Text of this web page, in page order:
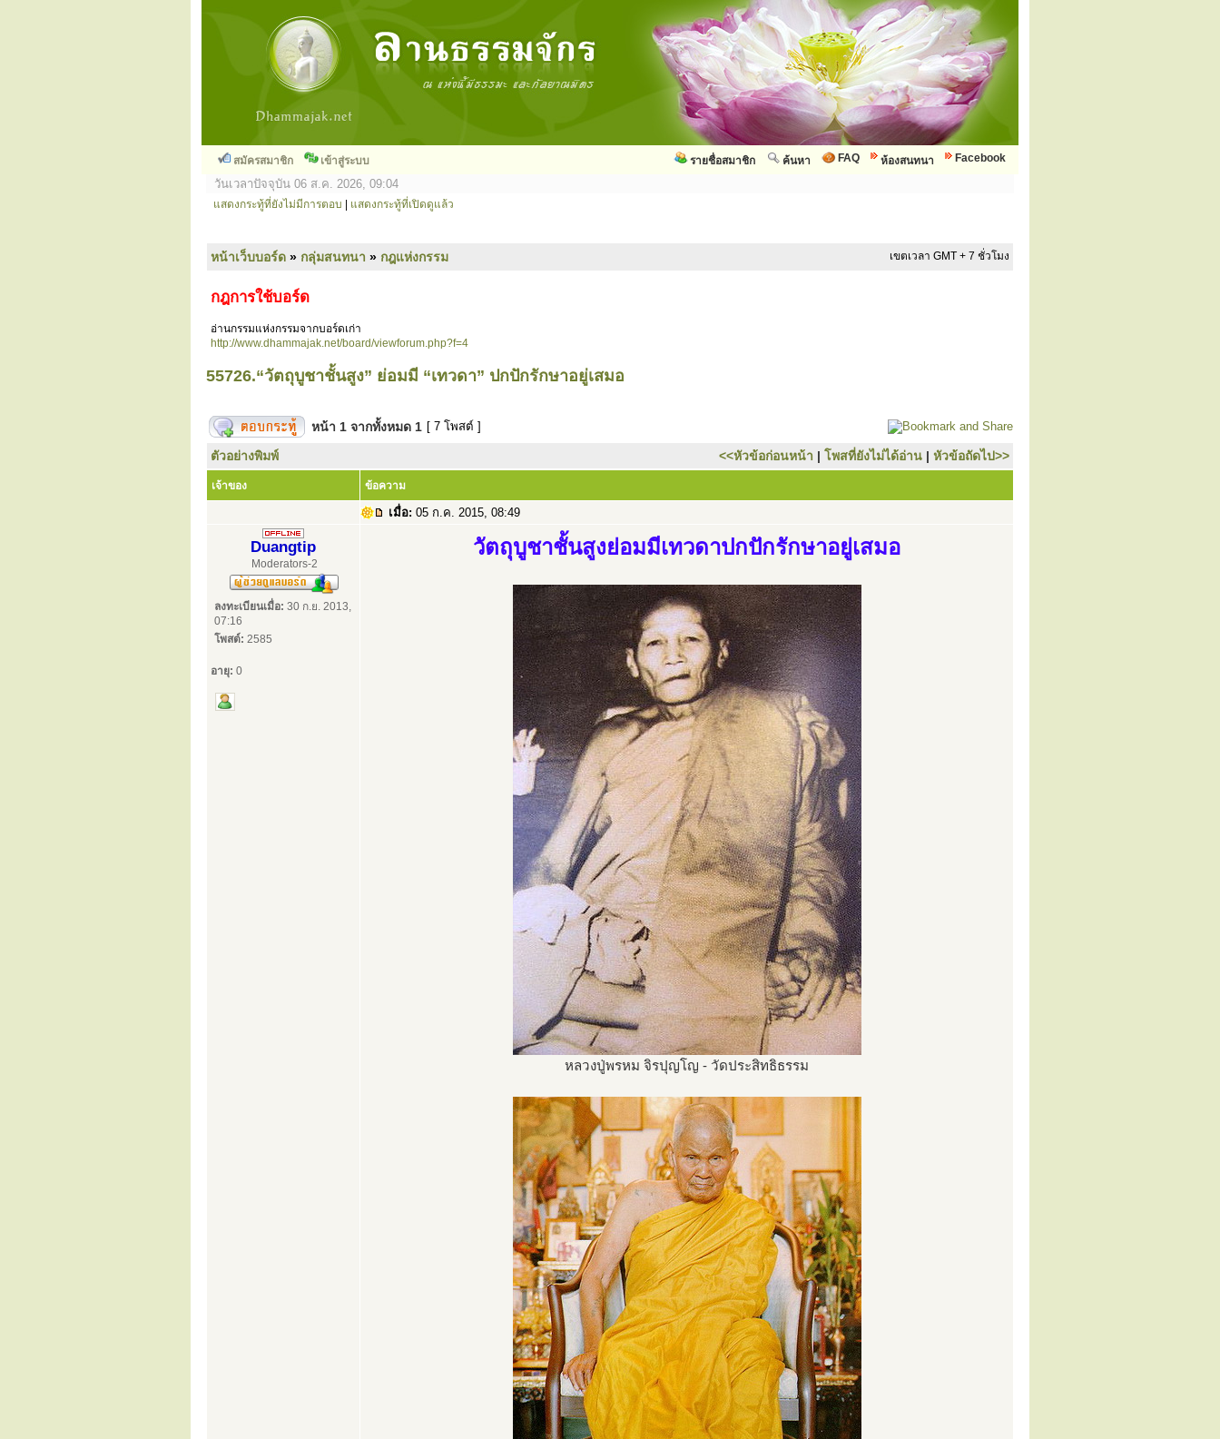
สมัครสมาชิก เข้าสู่ระบบ Facebook
ห้องสนทนา
FAQ
ค้นหา
รายชื่อสมาชิก
วันเวลาปัจจุบัน 06 ส.ค. 2026, 09:04
แสดงกระทู้ที่ยังไม่มีการตอบ แสดงกระทู้ที่เปิดดูแล้ว
หน้าเว็บบอร์ด » กลุ่มสนทนา » กฎแห่งกรรม เขตเวลา GMT + 7 ชั่วโมง
กฎการใช้บอร์ด
อ่านกรรมแห่งกรรมจากบอร์ดเก่า
http://www.dhammajak.net/board/viewforum.php?f=4
55726.“วัตถุบูชาชั้นสูง” ย่อมมี “เทวดา” ปกปักรักษาอยู่เสมอ
หน้า 1 จากทั้งหมด 1 [ 7 โพสต์ ]
ตัวอย่างพิมพ์ <<หัวข้อก่อนหน้า | โพสที่ยังไม่ได้อ่าน | หัวข้อถัดไป>>
เจ้าของ ข้อความ
เมื่อ: 05 ก.ค. 2015, 08:49
Duangtip
Moderators-2
ลงทะเบียนเมื่อ: 30 ก.ย. 2013,
07:16
โพสต์: 2585
อายุ: 0
วัตถุบูชาชั้นสูงย่อมมีเทวดาปกปักรักษาอยู่เสมอ
หลวงปู่พรหม จิรปุญโญ - วัดประสิทธิธรรม